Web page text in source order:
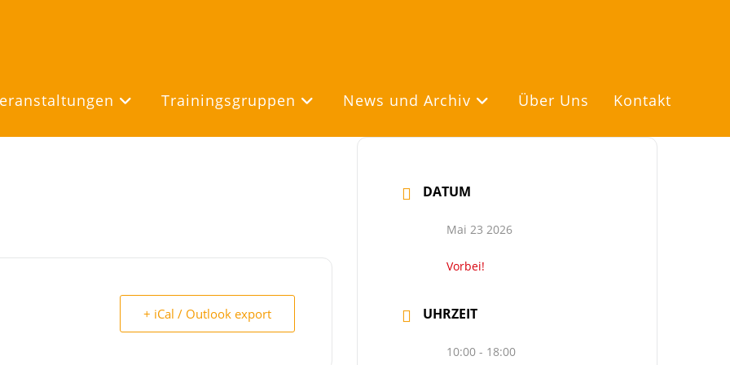
Trainingsgruppen News und Archiv Über Uns Kontakt
+ iCal / Outlook export
DATUM
Mai 23 2026
Vorbei!
UHRZEIT
10:00 - 18:00